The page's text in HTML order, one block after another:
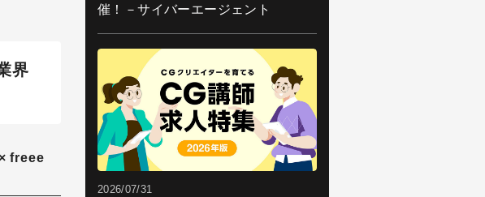
界
freee
催！－サイバーエージェント
2026/07/31